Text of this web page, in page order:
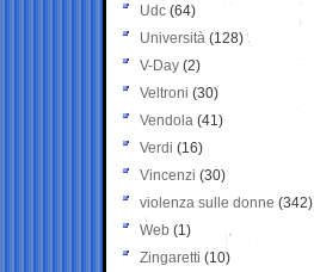
Udc (64)
Università (128)
V-Day (2)
Veltroni (30)
Vendola (41)
Verdi (16)
Vincenzi (30)
violenza sulle donne (342)
Web (1)
Zingaretti (10)